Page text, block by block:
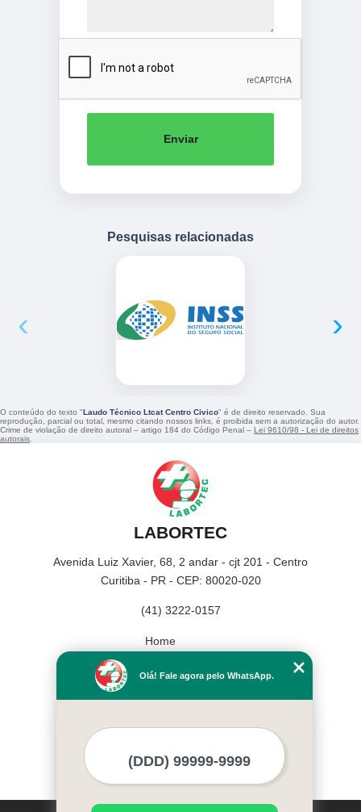
Enviar
Pesquisas relacionadas
‹ ›
O conteúdo do texto " Laudo Técnico Ltcat Centro Civico" é de direito reservado. Sua
reprodução, parcial ou total, mesmo citando nossos links, é proibida sem a autorização do autor.
Crime de violação de direito autoral – artigo 184 do Código Penal – Lei 9610/98 - Lei de direitos
autorais.
LABORTEC
Avenida Luiz Xavier, 68, 2 andar - cjt 201 - Centro
Curitiba - PR - CEP: 80020-020
(41) 3222-0157
Home
Missão
Olá! Fale agora pelo WhatsApp.